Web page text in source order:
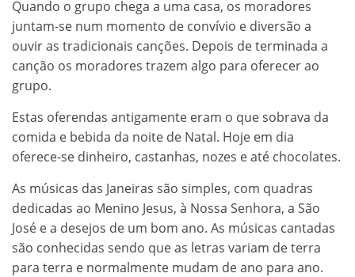
Quando o grupo chega a uma casa, os moradores
juntam-se num momento de convívio e diversão a
ouvir as tradicionais canções. Depois de terminada a
canção os moradores trazem algo para oferecer ao
grupo.
Estas oferendas antigamente eram o que sobrava da
comida e bebida da noite de Natal. Hoje em dia
oferece-se dinheiro, castanhas, nozes e até chocolates.
As músicas das Janeiras são simples, com quadras
dedicadas ao Menino Jesus, à Nossa Senhora, a São
José e a desejos de um bom ano. As músicas cantadas
são conhecidas sendo que as letras variam de terra
para terra e normalmente mudam de ano para ano.